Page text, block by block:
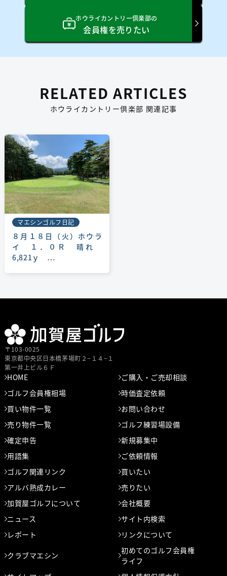
ホウライカントリー倶楽部の
会員権を売りたい
RELATED ARTICLES
ホウライカントリー倶楽部 関連記事
マエシンゴルフ日記
８月１８日（火）ホウラ
イ １．０Ｒ 晴れ
6,821ｙ …
〒103-0025
東京都中央区⽇本橋茅場町２−１４−１
第⼀井上ビル６Ｆ
HOME
ご購入・ご売却相談
ゴルフ会員権相場
時価査定依頼
買い物件一覧
お問い合わせ
売り物件一覧
ゴルフ練習場設備
確定申告
新規募集中
用語集
ご依頼情報
ゴルフ関連リンク
買いたい
アルバ熟成カレー
売りたい
加賀屋ゴルフについて
会社概要
ニュース
サイト内検索
レポート
リンクについて
クラブマエシン
初めてのゴルフ会員権
ライフ